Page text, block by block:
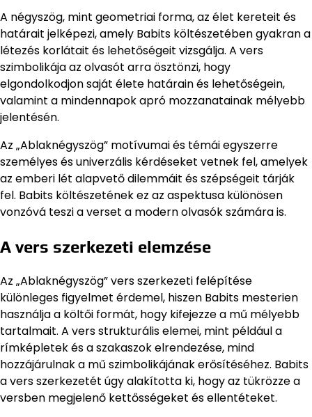
A négyszög, mint geometriai forma, az élet kereteit és
határait jelképezi, amely Babits költészetében gyakran a
létezés korlátait és lehetőségeit vizsgálja. A vers
szimbolikája az olvasót arra ösztönzi, hogy
elgondolkodjon saját élete határain és lehetőségein,
valamint a mindennapok apró mozzanatainak mélyebb
jelentésén.
Az „Ablaknégyszög” motívumai és témái egyszerre
személyes és univerzális kérdéseket vetnek fel, amelyek
az emberi lét alapvető dilemmáit és szépségeit tárják
fel. Babits költészetének ez az aspektusa különösen
vonzóvá teszi a verset a modern olvasók számára is.
A vers szerkezeti elemzése
Az „Ablaknégyszög” vers szerkezeti felépítése
különleges figyelmet érdemel, hiszen Babits mesterien
használja a költői formát, hogy kifejezze a mű mélyebb
tartalmait. A vers strukturális elemei, mint például a
rímképletek és a szakaszok elrendezése, mind
hozzájárulnak a mű szimbolikájának erősítéséhez. Babits
a vers szerkezetét úgy alakította ki, hogy az tükrözze a
versben megjelenő kettősségeket és ellentéteket.